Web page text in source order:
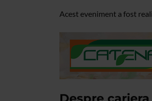
Acest eveniment a fost